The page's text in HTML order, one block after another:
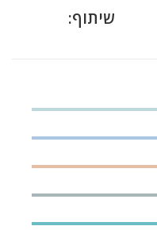
שיתוף: